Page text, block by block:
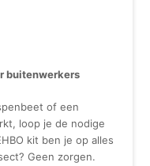
buitenwerkers
of een
loop je de nodige
kit ben je op alles
Geen zorgen.